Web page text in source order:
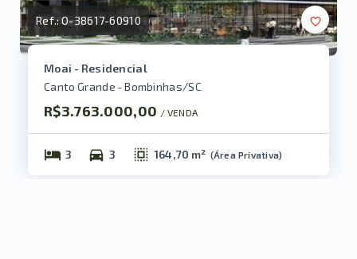
Ref.:O-38617-60910
Moai - Residencial
Canto Grande - Bombinhas/SC
R$3.763.000,00 / VENDA
3 3 164,70 m² (Área Privativa)